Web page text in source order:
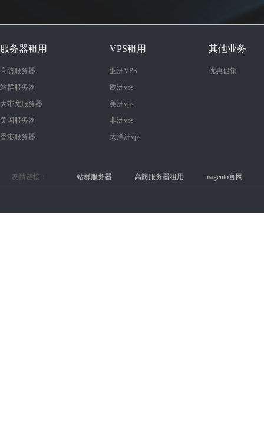
服务器租用
高防服务器
站群服务器
大带宽服务器
美国服务器
香港服务器
VPS租用
亚洲VPS
欧洲vps
美洲vps
非洲vps
大洋洲vps
其他业务
优惠促销
友情链接： 站群服务器 高防服务器租用 magento官网